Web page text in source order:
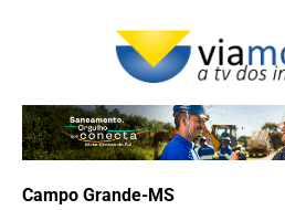
Campo Grande-MS